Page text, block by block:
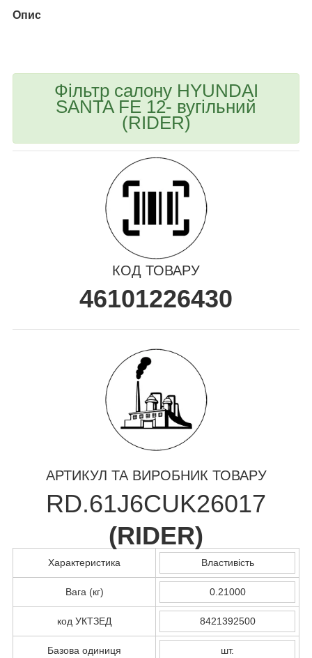
Опис
Фільтр салону HYUNDAI
SANTA FE 12- вугільний
(RIDER)
КОД ТОВАРУ
46101226430
АРТИКУЛ ТА ВИРОБНИК ТОВАРУ
RD.61J6CUK26017
(RIDER)
Характеристика Властивість
Вага (кг) 0.21000
код УКТЗЕД 8421392500
Базова одиниця шт.